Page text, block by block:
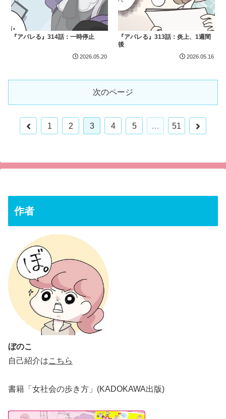
『アパレる』314話：一時停止
2026.05.20
『アパレる』313話：炎上、1週間
後
2026.05.16
次のページ
前
1 2 3 4 5 … 51
次
作者
ぼのこ
自己紹介はこちら
書籍「女社会の歩き方」(KADOKAWA出版)